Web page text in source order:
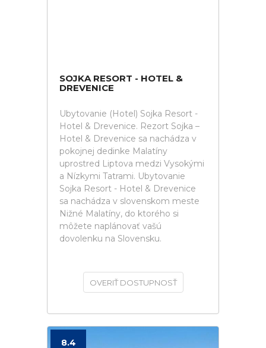
SOJKA RESORT - HOTEL &
DREVENICE
Ubytovanie (Hotel) Sojka Resort -
Hotel & Drevenice. Rezort Sojka –
Hotel & Drevenice sa nachádza v
pokojnej dedinke Malatíny
uprostred Liptova medzi Vysokými
a Nízkymi Tatrami. Ubytovanie
Sojka Resort - Hotel & Drevenice
sa nachádza v slovenskom meste
Nižné Malatíny, do ktorého si
môžete naplánovať vašú
dovolenku na Slovensku.
OVERIŤ DOSTUPNOSŤ
8.4